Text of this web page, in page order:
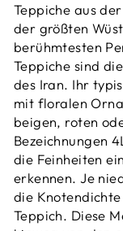
Teppiche aus
der größten
berühmtesten
Teppiche sind
des Iran. Ihr
mit floralen
beigen, roten
Bezeichnungen
die Feinheiten
erkennen. Je
die
Teppich. Diese